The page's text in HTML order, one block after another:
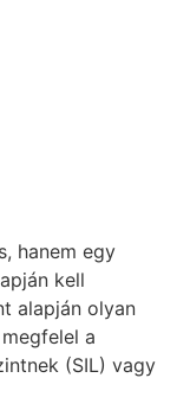
hanem egy
kell
alapján olyan
a
(SIL) vagy